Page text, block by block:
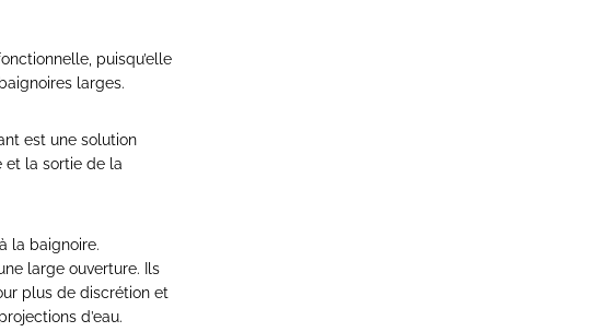
puisqu’elle
larges.
est une solution
et la sortie de la
la baignoire.
large ouverture. Ils
plus de discrétion et
d’eau.